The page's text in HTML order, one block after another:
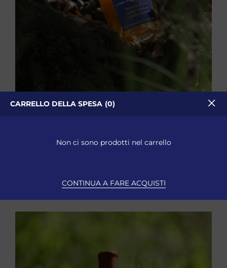
Idromele Classico 0.50L
SELEZIONA
CARRELLO DELLA SPESA 0
Non ci sono prodotti nel carrello
CONTINUA A FARE ACQUISTI